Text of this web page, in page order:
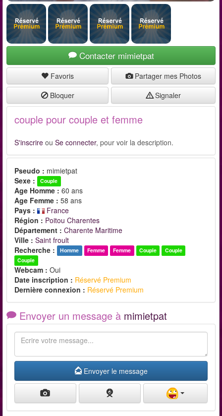
Contacter mimietpat
Favoris
Partager mes Photos
Bloquer
Signaler
couple pour couple et femme
S'inscrire ou Se connecter, pour voir la description.
Pseudo : mimietpat
Sexe :
Couple
Age Homme : 60 ans
Age Femme : 58 ans
Pays :
France
Région : Poitou Charentes
Département : Charente Maritime
Ville : Saint froult
Recherche :
Homme Femme Femme Couple
Couple
Couple
Webcam : Oui
Date inscription : Réservé Premium
Dernière connexion : Réservé Premium
Envoyer un message à mimietpat
Envoyer le message